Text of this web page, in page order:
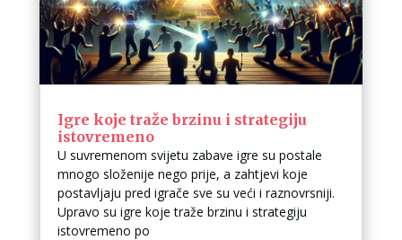
Igre koje traže brzinu i strategiju
istovremeno
U suvremenom svijetu zabave igre su postale
mnogo složenije nego prije, a zahtjevi koje
postavljaju pred igrače sve su veći i raznovrsniji.
Upravo su igre koje traže brzinu i strategiju
istovremeno po